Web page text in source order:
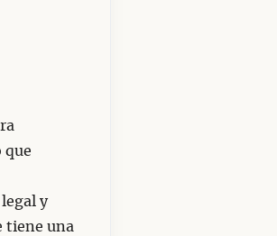
que
y
tiene una